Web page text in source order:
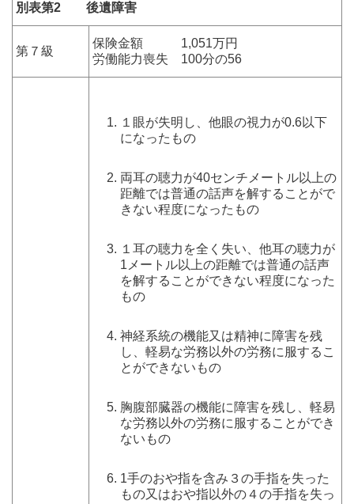
別表第2 後遺障害
第７級
保険金額 1,051万円
労働能力喪失 100分の56
１眼が失明し、他眼の視力が0.6以下
になったもの
両耳の聴力が40センチメートル以上の
距離では普通の話声を解することがで
きない程度になったもの
１耳の聴力を全く失い、他耳の聴力が
1メートル以上の距離では普通の話声
を解することができない程度になった
もの
神経系統の機能又は精神に障害を残
し、軽易な労務以外の労務に服するこ
とができないもの
胸腹部臓器の機能に障害を残し、軽易
な労務以外の労務に服することができ
ないもの
1手のおや指を含み３の手指を失った
もの又はおや指以外の４の手指を失っ